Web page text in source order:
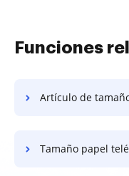
Funciones
Artículo de tamaño de
Tamaño papel